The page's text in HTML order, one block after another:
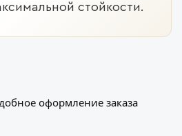
стойкости.
оформление заказа